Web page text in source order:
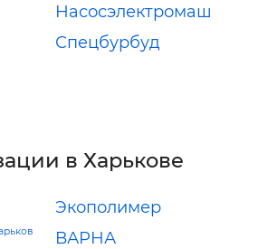
Насосэлектромаш
Спецбурбуд
в Харькове
Экополимер
ВАРНА